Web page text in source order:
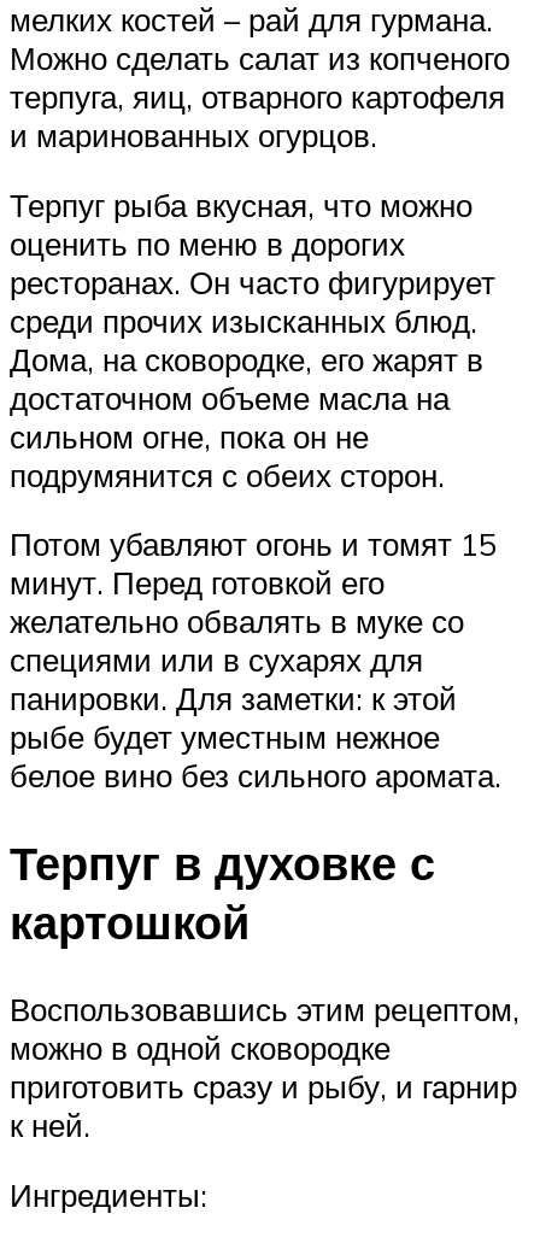
мелких костей – рай для гурмана.
Можно сделать салат из копченого
терпуга, яиц, отварного картофеля
и маринованных огурцов.
Терпуг рыба вкусная, что можно
оценить по меню в дорогих
ресторанах. Он часто фигурирует
среди прочих изысканных блюд.
Дома, на сковородке, его жарят в
достаточном объеме масла на
сильном огне, пока он не
подрумянится с обеих сторон.
Потом убавляют огонь и томят 15
минут. Перед готовкой его
желательно обвалять в муке со
специями или в сухарях для
панировки. Для заметки: к этой
рыбе будет уместным нежное
белое вино без сильного аромата.
Терпуг в духовке с
картошкой
Воспользовавшись этим рецептом,
можно в одной сковородке
приготовить сразу и рыбу, и гарнир
к ней.
Ингредиенты: